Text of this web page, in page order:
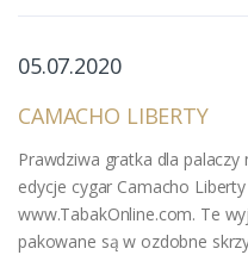
05.07.2020
CAMACHO LIBERTY
Prawdziwa gratka dla
edycje cygar Camacho
www.TabakOnline.com. Te
pakowane są w ozdobne